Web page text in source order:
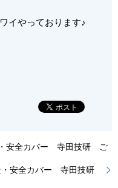
イやっております♪
・安全カバー 寺田技研 ご
・安全カバー 寺田技研